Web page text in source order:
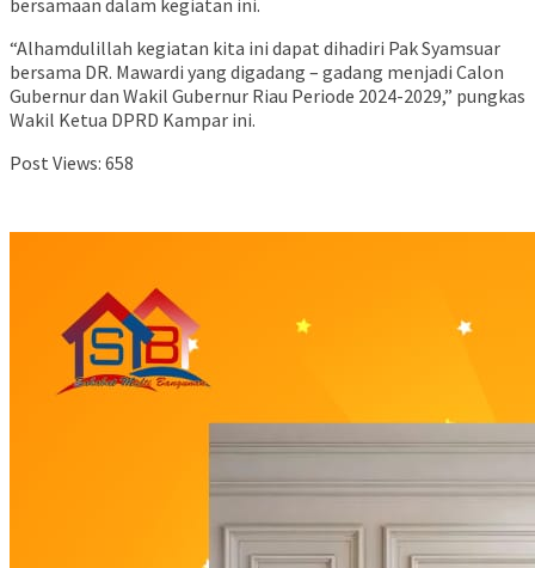
bersamaan dalam kegiatan ini.
“Alhamdulillah kegiatan kita ini dapat dihadiri Pak Syamsuar
bersama DR. Mawardi yang digadang – gadang menjadi Calon
Gubernur dan Wakil Gubernur Riau Periode 2024-2029,” pungkas
Wakil Ketua DPRD Kampar ini.
Post Views: 658